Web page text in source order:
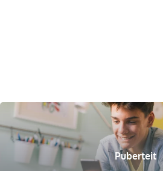
Puberteit